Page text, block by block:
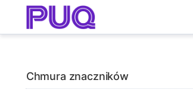
Chmura znaczników